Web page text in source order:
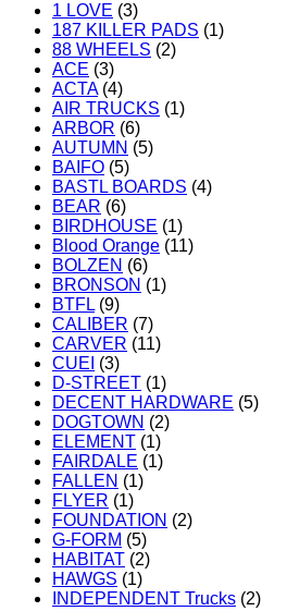
1 LOVE (3)
187 KILLER PADS (1)
88 WHEELS (2)
ACE (3)
ACTA (4)
AIR TRUCKS (1)
ARBOR (6)
AUTUMN (5)
BAIFO (5)
BASTL BOARDS (4)
BEAR (6)
BIRDHOUSE (1)
Blood Orange (11)
BOLZEN (6)
BRONSON (1)
BTFL (9)
CALIBER (7)
CARVER (11)
CUEI (3)
D-STREET (1)
DECENT HARDWARE (5)
DOGTOWN (2)
ELEMENT (1)
FAIRDALE (1)
FALLEN (1)
FLYER (1)
FOUNDATION (2)
G-FORM (5)
HABITAT (2)
HAWGS (1)
INDEPENDENT Trucks (2)